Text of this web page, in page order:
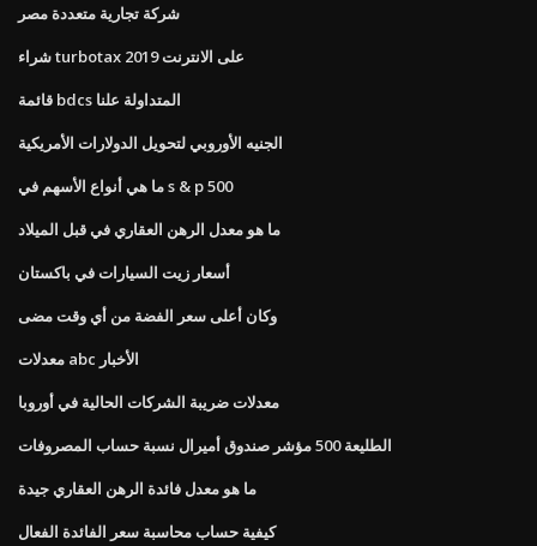
شركة تجارية متعددة مصر
شراء turbotax 2019 على الانترنت
قائمة bdcs المتداولة علنا
الجنيه الأوروبي لتحويل الدولارات الأمريكية
ما هي أنواع الأسهم في s & p 500
ما هو معدل الرهن العقاري في قبل الميلاد
أسعار زيت السيارات في باكستان
وكان أعلى سعر الفضة من أي وقت مضى
معدلات abc الأخبار
معدلات ضريبة الشركات الحالية في أوروبا
الطليعة 500 مؤشر صندوق أميرال نسبة حساب المصروفات
ما هو معدل فائدة الرهن العقاري جيدة
كيفية حساب محاسبة سعر الفائدة الفعال